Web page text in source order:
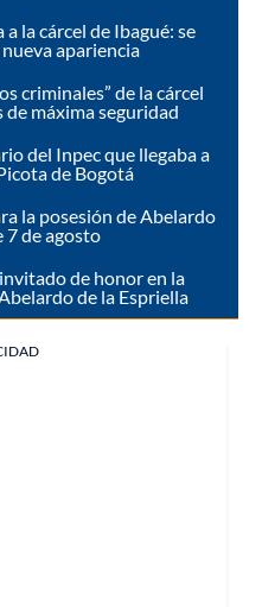
la cárcel de Ibagué: se
apariencia
criminales” de la cárcel
máxima seguridad
del Inpec que llegaba a
de Bogotá
la posesión de Abelardo
7 de agosto
de honor en la
de la Espriella